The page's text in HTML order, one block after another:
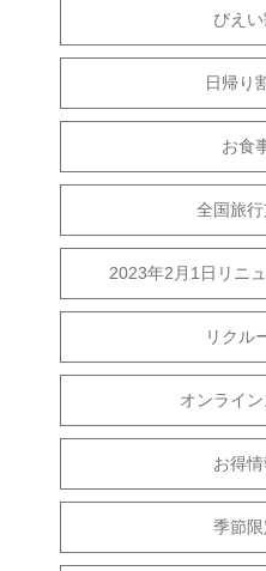
びえい
日帰り
お食
全国旅
2023年2月1日リニ
リクル
オンライ
お得
季節限